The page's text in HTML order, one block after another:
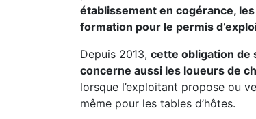
établissement en cogérance,
formation pour le permis
Depuis 2013, cette obligation de
concerne aussi les loueurs de
lorsque l’exploitant propose ou
même pour les tables d’hôtes.